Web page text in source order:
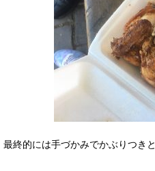
終的には手づかみでかぶりつき